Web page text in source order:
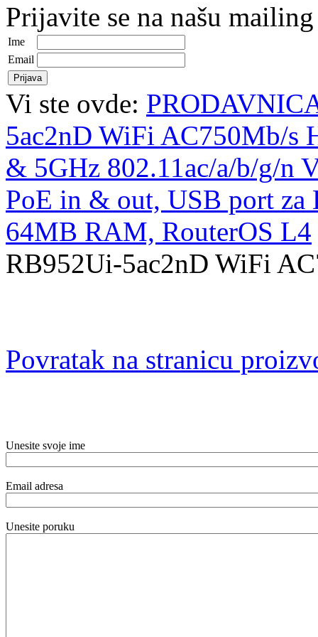
Prijavite se na našu
Ime
Email
Vi ste ovde:
5ac2nD WiFi AC750Mb/s
& 5GHz 802.11ac/a/b/g/n
PoE in & out, USB port za
64MB RAM, RouterOS L4
RB952Ui-5ac2nD WiFi
Povratak na stranicu
Unesite svoje ime
Email adresa
Unesite poruku